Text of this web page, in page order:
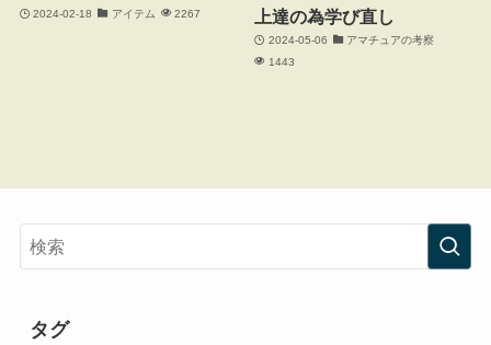
2024-02-18 アイテム 2267
上達の為学び直し
2024-05-06
アマチュアの考察
1443
タグ